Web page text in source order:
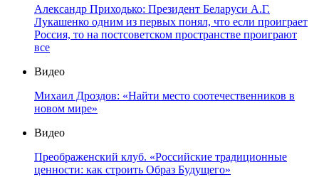
Александр Приходько: Президент Беларуси А.Г.
Лукашенко одним из первых понял, что если проиграет
Россия, то на постсоветском пространстве проиграют
все
Видео
Михаил Дроздов: «Найти место соотечественников в
новом мире»
Видео
Преображенский клуб. «Российские традиционные
ценности: как строить Образ Будущего»